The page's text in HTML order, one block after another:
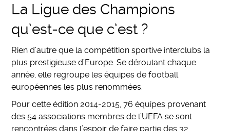
La Ligue des Champions
qu’est-ce que c’est ?
Rien d’autre que la compétition sportive interclubs la
plus prestigieuse d’Europe. Se déroulant chaque
année, elle regroupe les équipes de football
européennes les plus renommées.
Pour cette édition 2014-2015, 76 équipes provenant
des 54 associations membres de l’UEFA se sont
rencontrées dans l’espoir de faire partie des 32